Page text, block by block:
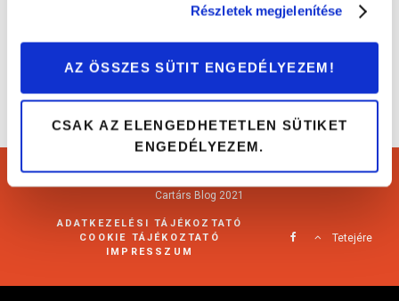
Részletek megjelenítése
AZ ÖSSZES SÜTIT ENGEDÉLYEZEM!
CSAK AZ ELENGEDHETETLEN SÜTIKET
ENGEDÉLYEZEM.
Cartárs Blog 2021
ADATKEZELÉSI TÁJÉKOZTATÓ
COOKIE TÁJÉKOZTATÓ
IMPRESSZUM
Tetejére